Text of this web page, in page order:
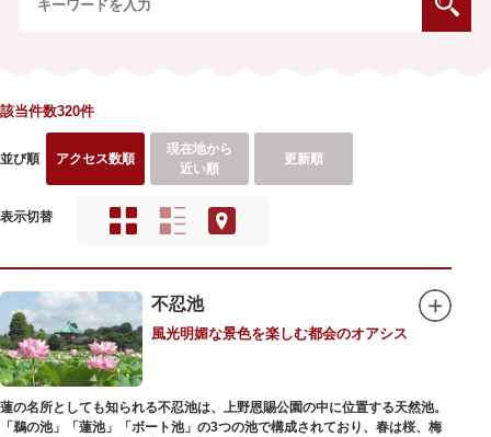
該当件数320件
並び順 アクセス数順
現在地から
近い順
更新順
表示切替
不忍池
風光明媚な景色を楽しむ都会のオアシス
蓮の名所としても知られる不忍池は、上野恩賜公園の中に位置する天然池。
「鵜の池」「蓮池」「ボート池」の3つの池で構成されており、春は桜、梅